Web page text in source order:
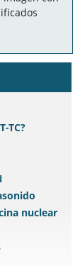
TC?
nuclear